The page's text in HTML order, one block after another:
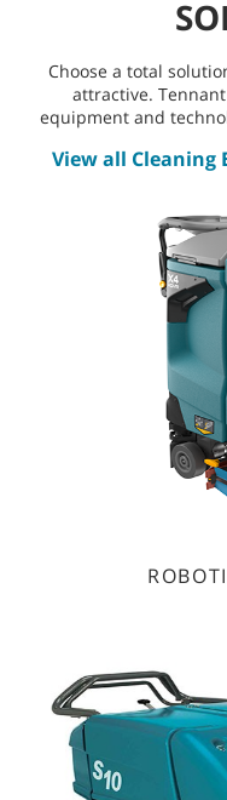
Choose a total
attractive.
equipment and
View all Cleaning